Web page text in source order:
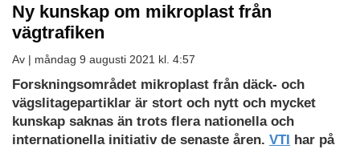
Ny kunskap om mikroplast från
vägtrafiken
Av | måndag 9 augusti 2021 kl. 4:57
Forskningsområdet mikroplast från däck- och
vägslitagepartiklar är stort och nytt och mycket
kunskap saknas än trots flera nationella och
internationella initiativ de senaste åren. VTI har på